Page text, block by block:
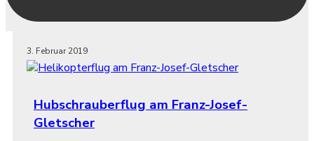
3. Februar 2019
Hubschrauberflug am Franz-Josef-
Gletscher